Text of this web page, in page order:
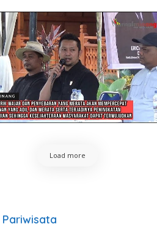
Load more